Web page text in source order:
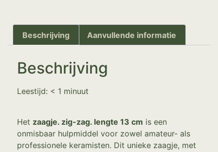
Beschrijving Aanvullende informatie
Beschrijving
Leestijd: < 1 minuut
Het zaagje. zig-zag. lengte 13 cm is een
onmisbaar hulpmiddel voor zowel amateur- als
professionele keramisten. Dit unieke zaagje, met